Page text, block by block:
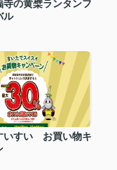
の黄檗ランタンフ
ル
いすい お買い物キ